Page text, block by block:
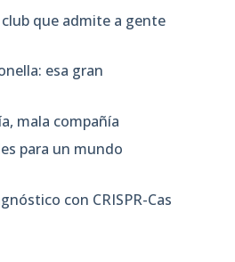
que admite a gente
esa gran
mala compañía
para un mundo
con CRISPR-Cas